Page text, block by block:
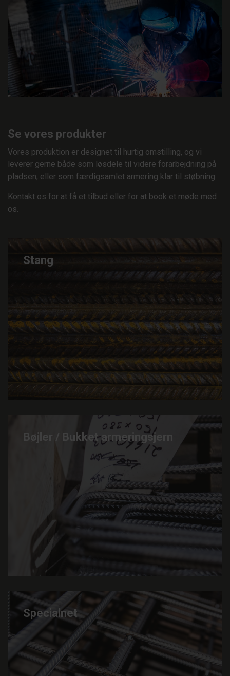
Se vores produkter
Vores produktion er designet til hurtig omstilling, og vi
leverer gerne både som løsdele til videre forarbejdning på
pladsen, eller som færdigsamlet armering klar til støbning.
Kontakt os for at få et tilbud eller for at book et møde med
os.
Stang
Bøjler / Bukket armeringsjern
Specialnet